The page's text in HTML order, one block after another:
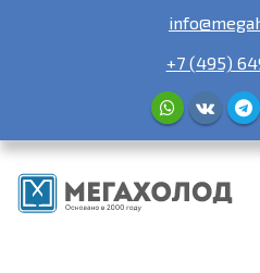
+7 (495)